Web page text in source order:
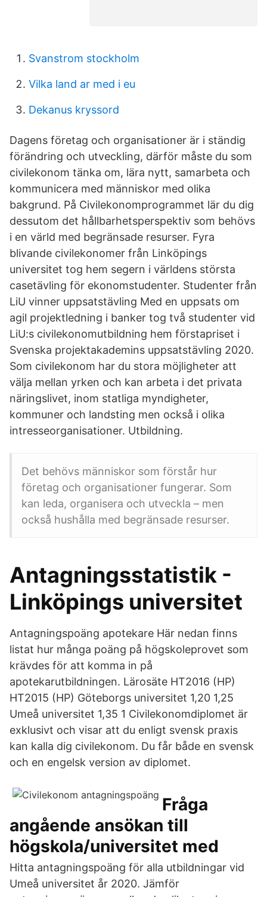
Svanstrom stockholm
Vilka land ar med i eu
Dekanus kryssord
Dagens företag och organisationer är i ständig
förändring och utveckling, därför måste du som
civilekonom tänka om, lära nytt, samarbeta och
kommunicera med människor med olika
bakgrund. På Civilekonomprogrammet lär du dig
dessutom det hållbarhetsperspektiv som behövs
i en värld med begränsade resurser. Fyra
blivande civilekonomer från Linköpings
universitet tog hem segern i världens största
casetävling för ekonomstudenter. Studenter från
LiU vinner uppsatstävling Med en uppsats om
agil projektledning i banker tog två studenter vid
LiU:s civilekonomutbildning hem förstapriset i
Svenska projektakademins uppsatstävling 2020.
Som civilekonom har du stora möjligheter att
välja mellan yrken och kan arbeta i det privata
näringslivet, inom statliga myndigheter,
kommuner och landsting men också i olika
intresseorganisationer. Utbildning.
Det behövs människor som förstår hur
företag och organisationer fungerar. Som
kan leda, organisera och utveckla – men
också hushålla med begränsade resurser.
Antagningsstatistik -
Linköpings universitet
Antagningspoäng apotekare Här nedan finns
listat hur många poäng på högskoleprovet som
krävdes för att komma in på
apotekarutbildningen. Lärosäte HT2016 (HP)
HT2015 (HP) Göteborgs universitet 1,20 1,25
Umeå universitet 1,35 1 Civilekonomdiplomet är
exklusivt och visar att du enligt svensk praxis
kan kalla dig civilekonom. Du får både en svensk
och en engelsk version av diplomet.
Fråga
angående ansökan till
högskola/universitet med
Hitta antagningspoäng för alla utbildningar vid
Umeå universitet år 2020. Jämför